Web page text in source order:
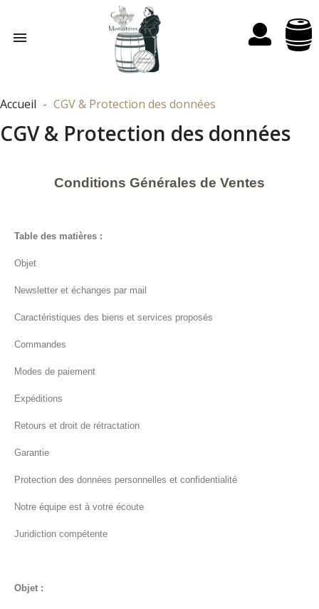

Accueil CGV & Protection des données
CGV & Protection des données
Conditions Générales de Ventes
Table des matières :
Objet
Newsletter et échanges par mail
Caractéristiques des biens et services proposés
Commandes
Modes de paiement
Expéditions
Retours et droit de rétractation
Garantie
Protection des données personnelles et confidentialité
Notre équipe est à votre écoute
Juridiction compétente
Objet :